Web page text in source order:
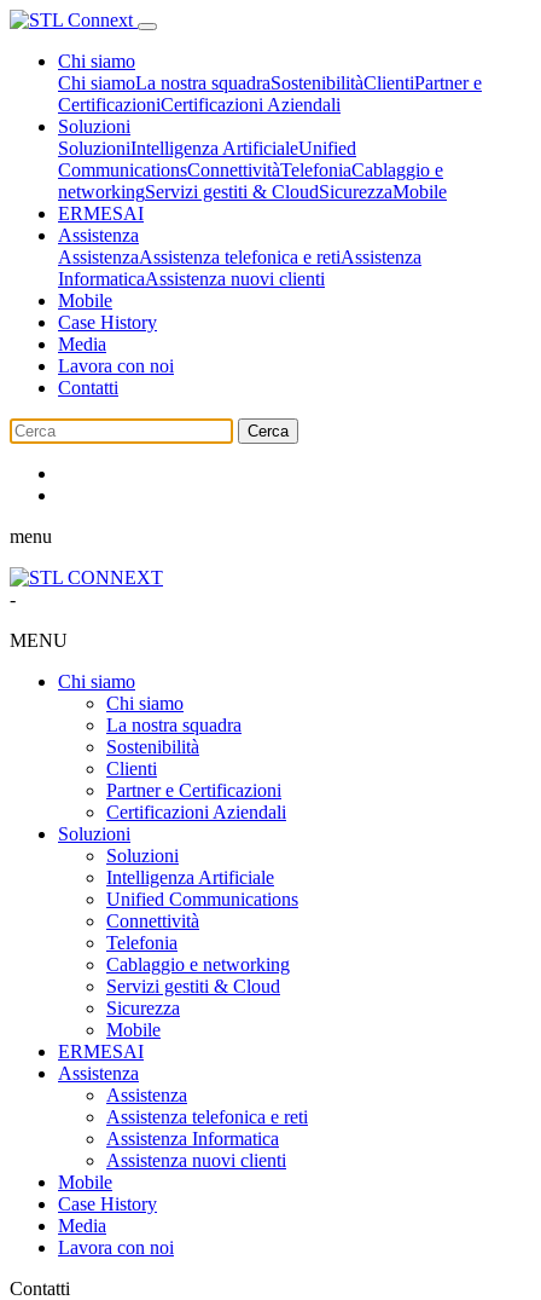
Chi siamo
Chi siamoLa nostra squadraSostenibilitàClientiPartner e
CertificazioniCertificazioni Aziendali
Soluzioni
SoluzioniIntelligenza ArtificialeUnified
CommunicationsConnettivitàTelefoniaCablaggio e
networkingServizi gestiti & CloudSicurezzaMobile
ERMESAI
Assistenza
AssistenzaAssistenza telefonica e retiAssistenza
InformaticaAssistenza nuovi clienti
Mobile
Case History
Media
Lavora con noi
Contatti
Cerca
menu
-
MENU
Chi siamo
Chi siamo
La nostra squadra
Sostenibilità
Clienti
Partner e Certificazioni
Certificazioni Aziendali
Soluzioni
Soluzioni
Intelligenza Artificiale
Unified Communications
Connettività
Telefonia
Cablaggio e networking
Servizi gestiti & Cloud
Sicurezza
Mobile
ERMESAI
Assistenza
Assistenza
Assistenza telefonica e reti
Assistenza Informatica
Assistenza nuovi clienti
Mobile
Case History
Media
Lavora con noi
Contatti